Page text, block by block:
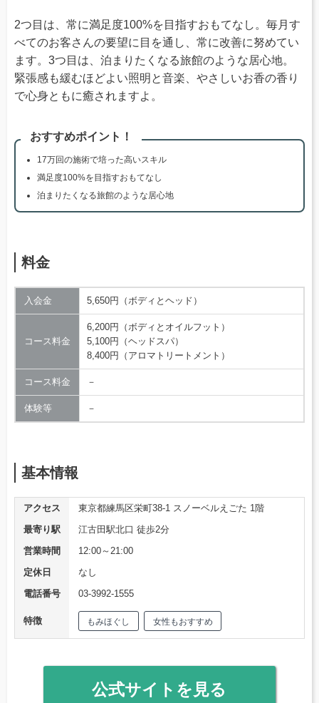
2つ目は、常に満足度100%を目指すおもてなし。毎月す
べてのお客さんの要望に目を通し、常に改善に努めてい
ます。3つ目は、泊まりたくなる旅館のような居心地。
緊張感も緩むほどよい照明と音楽、やさしいお香の香り
で心身ともに癒されますよ。
おすすめポイント！
17万回の施術で培った高いスキル
満足度100%を目指すおもてなし
泊まりたくなる旅館のような居心地
料金
入会金 5,650円（ボディとヘッド）
コース料金
6,200円（ボディとオイルフット）
5,100円（ヘッドスパ）
8,400円（アロマトリートメント）
コース料金 －
体験等 －
基本情報
アクセス
東京都練馬区栄町38-1 スノーベルえごた 1階
最寄り駅
江古田駅北口 徒歩2分
営業時間
12:00～21:00
定休日
なし
電話番号
03-3992-1555
特徴 もみほぐし 女性もおすすめ
公式サイトを見る